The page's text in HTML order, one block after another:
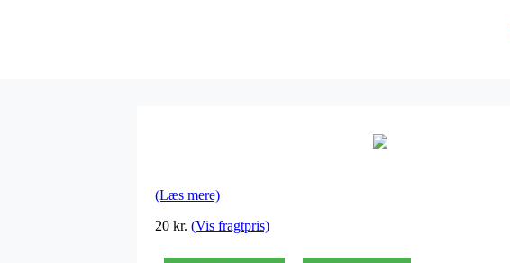
(Læs mere)
20 kr. (Vis fragtpris)